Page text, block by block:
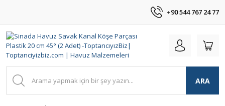
+90 544 767 24 77
ARA